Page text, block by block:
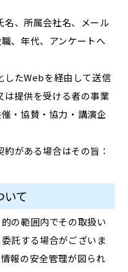
、所属会社名、メール
、年代、アンケートへ
したWebを経由して送信
提供を受ける者の事業
・協賛・協力・講演企
がある場合はその旨：
いて
の範囲内でその取扱い
託する場合がございま
報の安全管理が図られ